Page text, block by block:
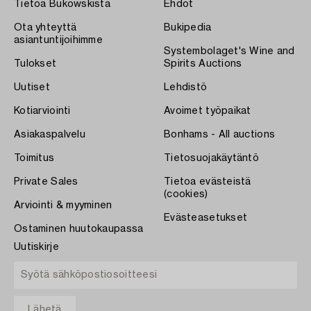
Tietoa Bukowskista
Ota yhteyttä
asiantuntijoihimme
Tulokset
Uutiset
Kotiarviointi
Asiakaspalvelu
Toimitus
Private Sales
Arviointi & myyminen
Ostaminen huutokaupassa
Ehdot
Bukipedia
Systembolaget's Wine and
Spirits Auctions
Lehdistö
Avoimet työpaikat
Bonhams - All auctions
Tietosuojakäytäntö
Tietoa evästeistä
(cookies)
Evästeasetukset
Uutiskirje